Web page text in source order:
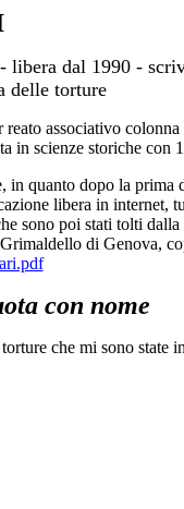
dal 1990 -
delle torture
associativo
in scienze storiche con
quanto dopo la
libera in internet,
sono poi stati tolti
di Genova,
con nome
che mi sono state